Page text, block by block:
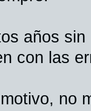
años
con las
no